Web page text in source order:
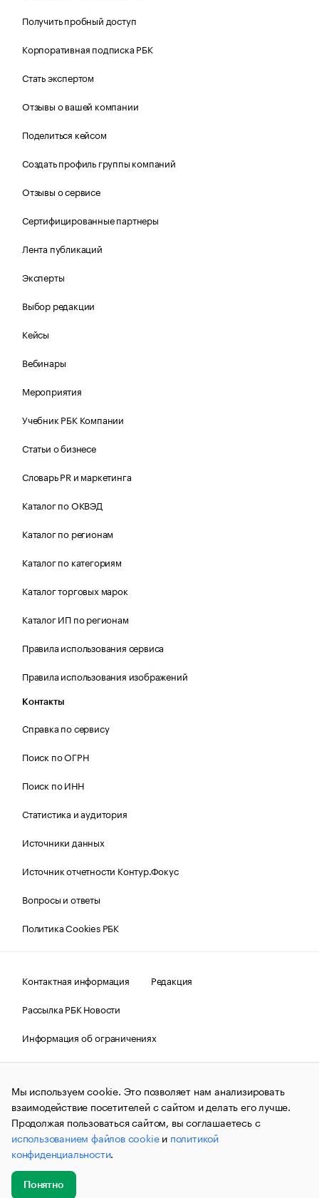
Получить пробный доступ
Корпоративная подписка РБК
Стать экспертом
Отзывы о вашей компании
Поделиться кейсом
Создать профиль группы компаний
Отзывы о сервисе
Сертифицированные партнеры
Лента публикаций
Эксперты
Выбор редакции
Кейсы
Вебинары
Мероприятия
Учебник РБК Компании
Статьи о бизнесе
Словарь PR и маркетинга
Каталог по ОКВЭД
Каталог по регионам
Каталог по категориям
Каталог торговых марок
Каталог ИП по регионам
Правила использования сервиса
Правила использования изображений
Контакты
Справка по сервису
Поиск по ОГРН
Поиск по ИНН
Статистика и аудитория
Источники данных
Источник отчетности Контур.Фокус
Вопросы и ответы
Политика Cookies РБК
Контактная информация
Редакция
Рассылка РБК Новости
Информация об ограничениях
Правовая информация
О соблюдении авторских прав
© АО «РОСБИЗНЕСКОНСАЛТИНГ»,1995–2026.Сообщения
и материалы информационного агентства «РБК»
(зарегистрировано Федеральной службой по надзору в сфере
связи, информационных технологий и массовых
коммуникаций (Роскомнадзор) 09.12.2015 за номером ИА
№ФС77-63848) сопровождаются пометкой «РБК». Отдельные
публикации могут содержать информацию,
не предназначенную для пользователей
до 18 лет.
Мы используем cookie. Это позволяет нам анализировать
взаимодействие посетителей с сайтом и делать его лучше.
Продолжая пользоваться сайтом, вы соглашаетесь с
использованием файлов cookieи политикой
конфиденциальности.
Понятно